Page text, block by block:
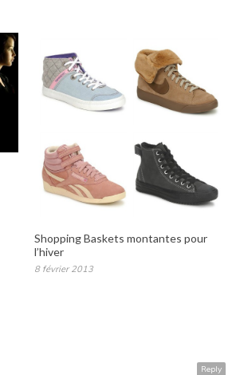
Shopping Baskets montantes pour
l’hiver
8 février 2013
Reply